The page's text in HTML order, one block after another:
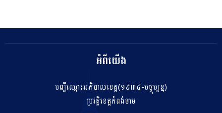
អំពីយើង
បញ្ជីឈ្មោះអភិបាលខេត្ត(១៩៣៥-បច្ចុប្បន្ន)
ប្រវត្តិខេត្តកំពង់ចាម